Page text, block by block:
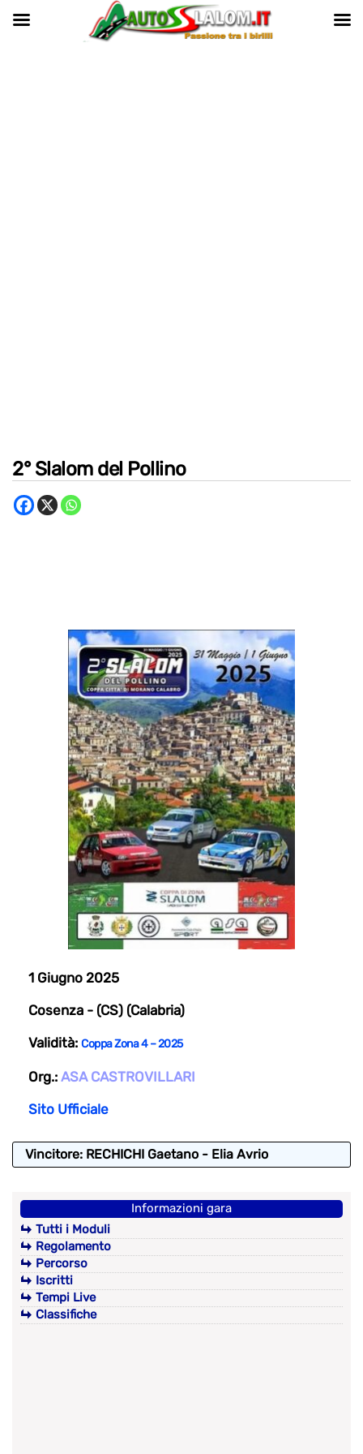
2° Slalom del Pollino
1 Giugno 2025
Cosenza - (CS) (Calabria)
Validità: Coppa Zona 4 – 2025
Org.: ASA CASTROVILLARI
Sito Ufficiale
Vincitore: RECHICHI Gaetano - Elia Avrio
Informazioni gara
Tutti i Moduli
Regolamento
Percorso
Iscritti
Tempi Live
Classifiche